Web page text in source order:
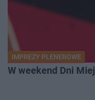
IMPREZY PLENEROWE
W weekend Dni